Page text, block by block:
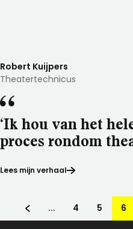
Robert Kuijpers
Theatertechnicus
‘Ik hou van het
proces rondom
Lees mijn verhaal
... 4 5 6